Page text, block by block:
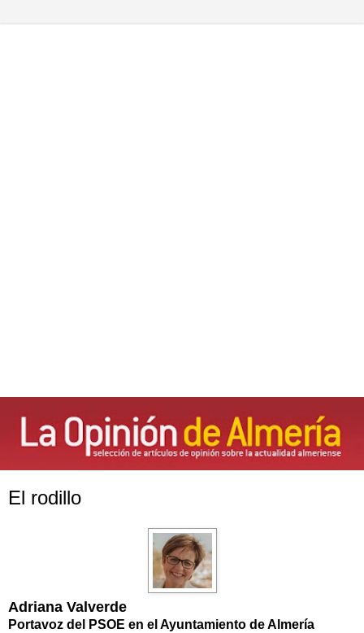
El rodillo
Adriana Valverde
Portavoz del PSOE en el Ayuntamiento de Almería